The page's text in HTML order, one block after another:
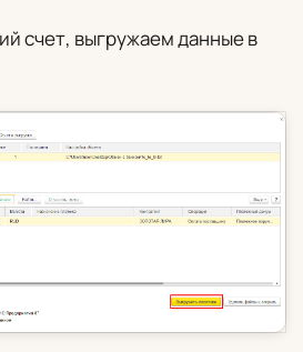
счет, выгружаем данные в